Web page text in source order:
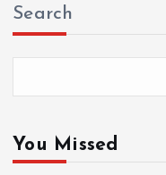
Search
You Missed